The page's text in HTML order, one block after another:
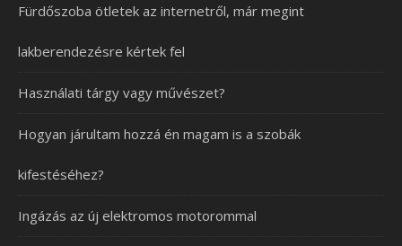
Fürdőszoba ötletek az internetről, már megint
lakberendezésre kértek fel
Használati tárgy vagy művészet?
Hogyan járultam hozzá én magam is a szobák
kifestéséhez?
Ingázás az új elektromos motorommal